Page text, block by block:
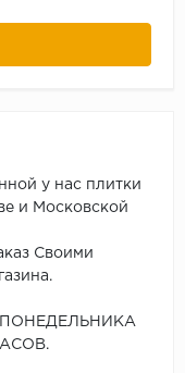
у нас плитки
и Московской
Своими